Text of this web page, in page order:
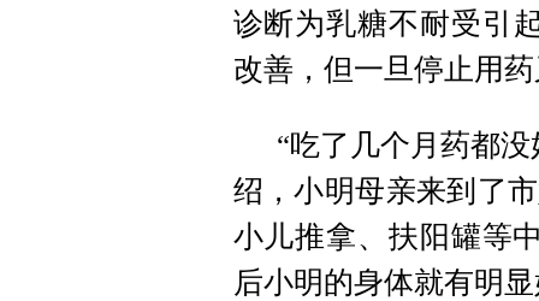
诊断为乳糖不耐受引
改善，但一旦停止用
“吃了几个月药都
绍，小明母亲来到了
小儿推拿、扶阳罐等
后小明的身体就有明